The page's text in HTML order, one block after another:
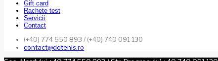
Gift card
Rachete test
Servicii
Contact
(+40) 774 550 893 / (+40) 740 091 130
contact@detenis.ro